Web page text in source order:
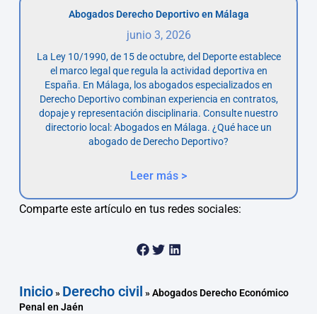
Abogados Derecho Deportivo en Málaga
junio 3, 2026
La Ley 10/1990, de 15 de octubre, del Deporte establece
el marco legal que regula la actividad deportiva en
España. En Málaga, los abogados especializados en
Derecho Deportivo combinan experiencia en contratos,
dopaje y representación disciplinaria. Consulte nuestro
directorio local: Abogados en Málaga. ¿Qué hace un
abogado de Derecho Deportivo?
Leer más >
Comparte este artículo en tus redes sociales:
Inicio» Derecho civil »Abogados Derecho Económico
Penal en Jaén